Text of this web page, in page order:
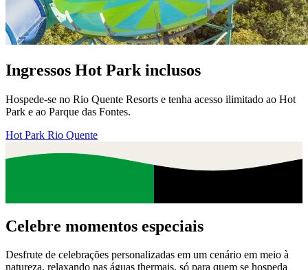
Ingressos Hot Park inclusos
Hospede-se no Rio Quente Resorts e tenha acesso ilimitado ao Hot
Park e ao Parque das Fontes.
Hot Park Rio Quente
Celebre momentos especiais
Desfrute de celebrações personalizadas em um cenário em meio à
natureza, relaxando nas águas thermais, só para quem se hospeda